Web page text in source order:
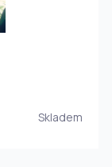
Skladem